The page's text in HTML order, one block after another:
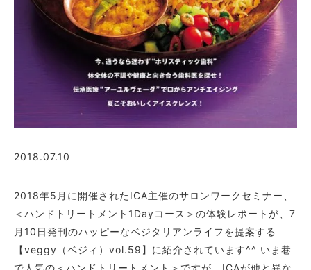
2018.07.10
2018年5月に開催されたICA主催のサロンワークセミナー、
＜ハンドトリートメント1Dayコース＞の体験レポートが、7
月10日発刊のハッピーなベジタリアンライフを提案する
【veggy（ベジィ）vol.59】に紹介されています^^ いま巷
で人気の＜ハンドトリートメント＞ですが、ICAが他と異な